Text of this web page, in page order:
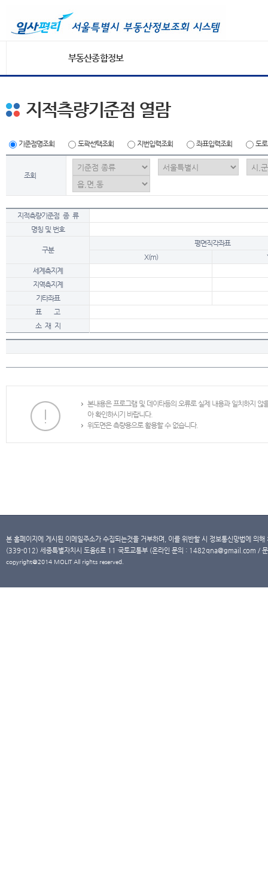
부동산종합정보
지적측량기준점 열람
기준점명조회 도곽선택조회 지번입력조회 좌표입력조회 도
조회
지적측량기준점 종 류
명칭 및 번호
구분
평면직각좌표
X(m)
세계측지계
지역측지계
기타좌표
표 고
소 재 지
본내용은 프로그램 및 데이타등의 오류로 실제 내용과 일치하지
아 확인하시기 바랍니다.
위도면은 측량용으로 활용할 수 없습니다.
본 홈페이지에 게시된 이메일주소가 수집되는것을 거부하며, 이를 위반할 시 정보통신망법에 의
(339-012) 세종특별자치시 도움6로 11 국토교통부 (온라인 문의 : 1482qna@gmail.com /
copyright@2014 MOLIT All rights reserved.